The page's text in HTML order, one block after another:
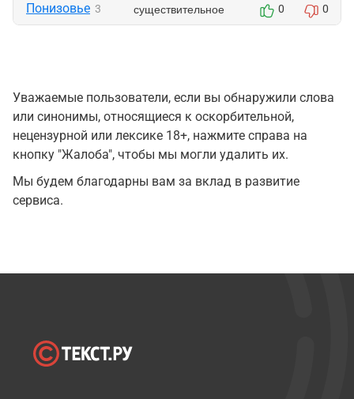
Понизовье 3 существительное 0 0
Уважаемые пользователи, если вы обнаружили слова
или синонимы, относящиеся к оскорбительной,
нецензурной или лексике 18+, нажмите справа на
кнопку "Жалоба", чтобы мы могли удалить их.
Мы будем благодарны вам за вклад в развитие
сервиса.